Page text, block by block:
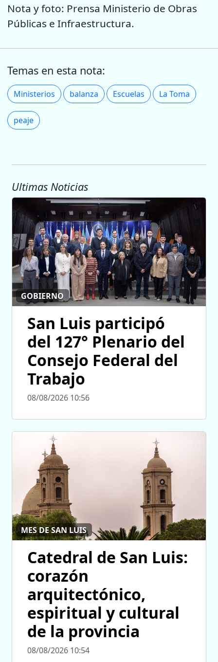
Nota y foto: Prensa Ministerio de Obras
Públicas e Infraestructura.
Temas en esta nota:
Ministerios balanza Escuelas La Toma
peaje
Ultimas Noticias
GOBIERNO
San Luis participó
del 127° Plenario del
Consejo Federal del
Trabajo
08/08/2026 10:56
MES DE SAN LUIS
Catedral de San Luis:
corazón
arquitectónico,
espiritual y cultural
de la provincia
08/08/2026 10:54